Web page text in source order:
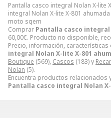
Pantalla casco integral Nolan X-lite
integral Nolan X-lite X-801
moto sqem
Comprar Pantalla casco integral
60,00€. Producto no disponible,
Precio, información, características
integral Nolan X-lite X-801
Boutique (569), Cascos (183) y
Nolan (5).
Encuentra productos relacionados
Pantalla casco integral Nolan